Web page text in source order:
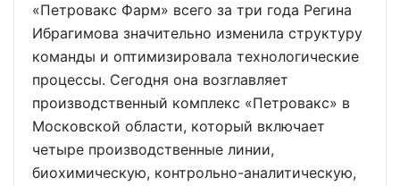
«Петровакс Фарм» всего за три года Регина
Ибрагимова значительно изменила структуру
команды и оптимизировала технологические
процессы. Сегодня она возглавляет
производственный комплекс «Петровакс» в
Московской области, который включает
четыре производственные линии,
биохимическую, контрольно-аналитическую,